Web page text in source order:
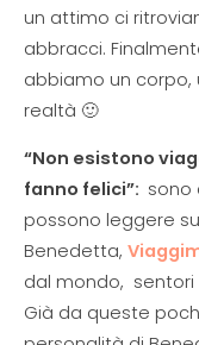
un attimo ci
abbracci.
abbiamo un corpo,
realtà 🙂
“Non esistono
fanno felici”: sono
possono leggere
Benedetta,
dal mondo,
Già da queste